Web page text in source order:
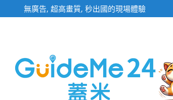
即時影像頁面為固定網址,加入桌面快速觀看